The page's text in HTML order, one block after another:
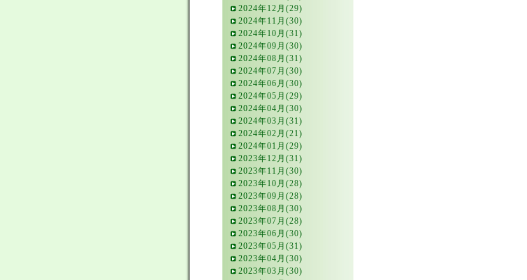
2024年12月(29)
2024年11月(30)
2024年10月(31)
2024年09月(30)
2024年08月(31)
2024年07月(30)
2024年06月(30)
2024年05月(29)
2024年04月(30)
2024年03月(31)
2024年02月(21)
2024年01月(29)
2023年12月(31)
2023年11月(30)
2023年10月(28)
2023年09月(28)
2023年08月(30)
2023年07月(28)
2023年06月(30)
2023年05月(31)
2023年04月(30)
2023年03月(30)